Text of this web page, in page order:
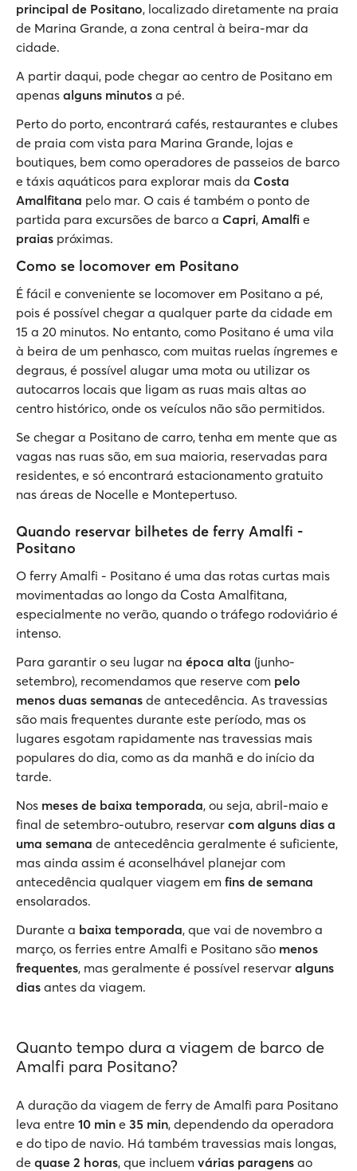
principal de Positano, localizado diretamente na praia
de Marina Grande, a zona central à beira-mar da
cidade.
A partir daqui, pode chegar ao centro de Positano em
apenas alguns minutos a pé.
Perto do porto, encontrará cafés, restaurantes e clubes
de praia com vista para Marina Grande, lojas e
boutiques, bem como operadores de passeios de barco
e táxis aquáticos para explorar mais da Costa
Amalfitana pelo mar. O cais é também o ponto de
partida para excursões de barco a Capri, Amalfi e
praias próximas.
Como se locomover em Positano
É fácil e conveniente se locomover em Positano a pé,
pois é possível chegar a qualquer parte da cidade em
15 a 20 minutos. No entanto, como Positano é uma vila
à beira de um penhasco, com muitas ruelas íngremes e
degraus, é possível alugar uma mota ou utilizar os
autocarros locais que ligam as ruas mais altas ao
centro histórico, onde os veículos não são permitidos.
Se chegar a Positano de carro, tenha em mente que as
vagas nas ruas são, em sua maioria, reservadas para
residentes, e só encontrará estacionamento gratuito
nas áreas de Nocelle e Montepertuso.
Quando reservar bilhetes de ferry Amalfi -
Positano
O ferry Amalfi - Positano é uma das rotas curtas mais
movimentadas ao longo da Costa Amalfitana,
especialmente no verão, quando o tráfego rodoviário é
intenso.
Para garantir o seu lugar na época alta (junho-
setembro), recomendamos que reserve com pelo
menos duas semanas de antecedência. As travessias
são mais frequentes durante este período, mas os
lugares esgotam rapidamente nas travessias mais
populares do dia, como as da manhã e do início da
tarde.
Nos meses de baixa temporada, ou seja, abril-maio e
final de setembro-outubro, reservar com alguns dias a
uma semana de antecedência geralmente é suficiente,
mas ainda assim é aconselhável planejar com
antecedência qualquer viagem em fins de semana
ensolarados.
Durante a baixa temporada, que vai de novembro a
março, os ferries entre Amalfi e Positano são menos
frequentes, mas geralmente é possível reservar alguns
dias antes da viagem.
Quanto tempo dura a viagem de barco de
Amalfi para Positano?
A duração da viagem de ferry de Amalfi para Positano
leva entre 10 min e 35 min, dependendo da operadora
e do tipo de navio. Há também travessias mais longas,
de quase 2 horas, que incluem várias paragens ao